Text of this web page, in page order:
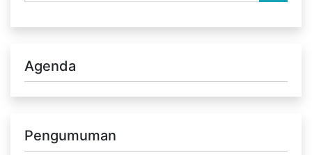
Agenda
Pengumuman